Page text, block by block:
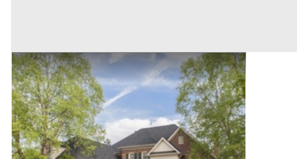
Villini all'asta a Verona
Cerea (Verona)
Offerta minima
225.000 € 300.000 €
Codice asta:AK360214
Asta chiusa